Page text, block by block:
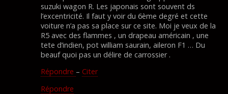
suzuki wagon R. Les japonais sont souvent ds
l’excentricité. Il faut y voir du 6ème degré et cette
voiture n’a pas sa place sur ce site. Moi je veux de la
R5 avec des flammes , un drapeau américain , une
tete d’indien, pot william saurain, aileron F1 … Du
beauf quoi pas un délire de carrossier .
Répondre – Citer
Répondre